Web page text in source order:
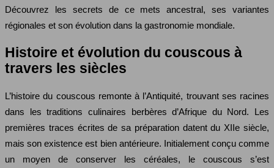
Découvrez les secrets de ce mets ancestral, ses variantes
régionales et son évolution dans la gastronomie mondiale.
Histoire et évolution du couscous à
travers les siècles
L’histoire du couscous remonte à l’Antiquité, trouvant ses racines
dans les traditions culinaires berbères d’Afrique du Nord. Les
premières traces écrites de sa préparation datent du XIIe siècle,
mais son existence est bien antérieure. Initialement conçu comme
un moyen de conserver les céréales, le couscous s’est